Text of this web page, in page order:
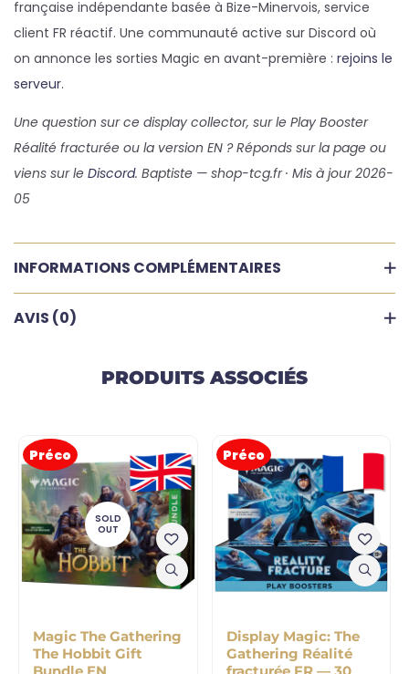
française indépendante basée à Bize-Minervois, service
client FR réactif. Une communauté active sur Discord où
on annonce les sorties Magic en avant-première : rejoins le
serveur.
Une question sur ce display collector, sur le Play Booster
Réalité fracturée ou la version EN ? Réponds sur la page ou
viens sur le Discord. Baptiste — shop-tcg.fr · Mis à jour 2026-
05
INFORMATIONS COMPLÉMENTAIRES
AVIS (0)
PRODUITS ASSOCIÉS
Préco
SOLD
OUT
Magic The Gathering
The Hobbit Gift
Bundle EN
Préco
Display Magic: The
Gathering Réalité
fracturée FR — 30